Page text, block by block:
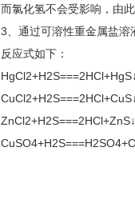
而氯化氢不会受影响，由
3、通过可溶性重金属盐
反应式如下：
ZnCl2+H2S===2HCl+ZnS↓